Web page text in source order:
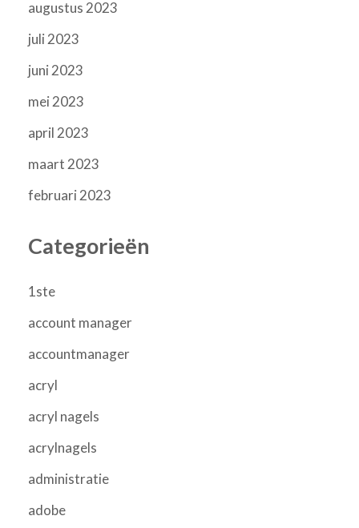
augustus 2023
juli 2023
juni 2023
mei 2023
april 2023
maart 2023
februari 2023
Categorieën
1ste
account manager
accountmanager
acryl
acryl nagels
acrylnagels
administratie
adobe